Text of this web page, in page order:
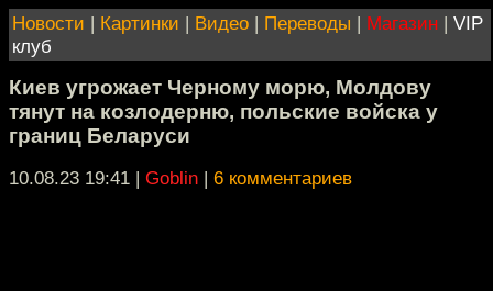
Новости | Картинки | Видео | Переводы | Магазин | VIP
клуб
Киев угрожает Черному морю, Молдову
тянут на козлодерню, польские войска у
границ Беларуси
10.08.23 19:41 | Goblin | 6 комментариев